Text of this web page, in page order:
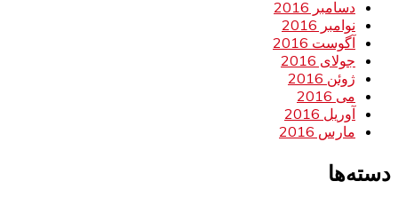
دسامبر 2016
نوامبر 2016
آگوست 2016
جولای 2016
ژوئن 2016
می 2016
آوریل 2016
مارس 2016
دسته‌ها